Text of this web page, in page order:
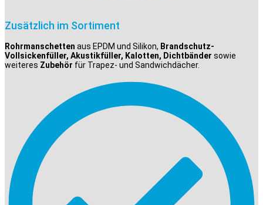
Zusätzlich im Sortiment
Rohrmanschetten aus EPDM und Silikon, Brandschutz-
Vollsickenfüller, Akustikfüller, Kalotten, Dichtbänder sowie
weiteres Zubehör für Trapez- und Sandwichdächer.